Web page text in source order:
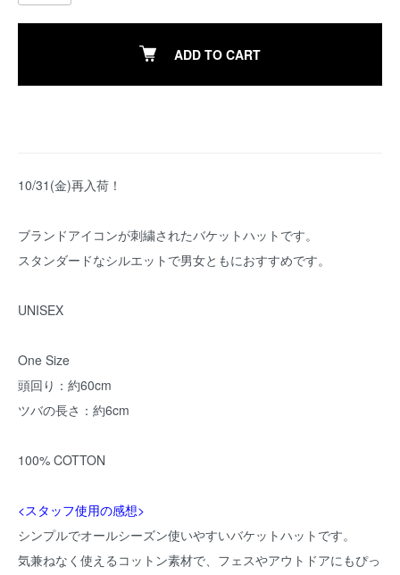
ADD TO CART
10/31(金)再入荷！
ブランドアイコンが刺繍されたバケットハットです。
スタンダードなシルエットで男女ともにおすすめです。
UNISEX
One Size
頭回り：約60cm
ツバの長さ：約6cm
100% COTTON
<スタッフ使用の感想>
シンプルでオールシーズン使いやすいバケットハットです。
気兼ねなく使えるコットン素材で、フェスやアウトドアにもぴっ